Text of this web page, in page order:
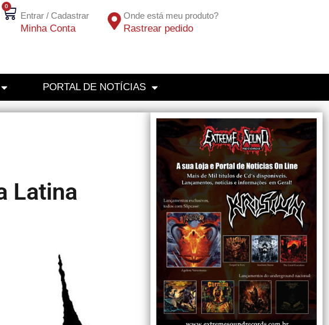
0
Entrar / Cadastrar
Minha Conta
Onde está meu produto?
Rastrear pedido
PORTAL DE NOTÍCIAS
Latina